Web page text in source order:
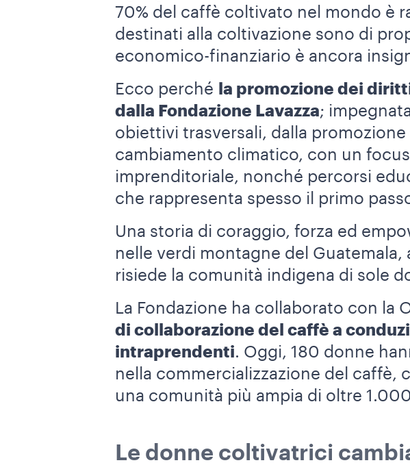
70% del caffè coltivato nel mondo è
destinati alla coltivazione sono di
economico-finanziario è ancora
Ecco perché
la promozione dei
dalla Fondazione Lavazza;
obiettivi trasversali, dalla
cambiamento climatico, con un
imprenditoriale, nonché percorsi
che rappresenta spesso il primo
Una storia di coraggio, forza ed
nelle verdi montagne del Guatemala,
risiede la comunità indigena di sole
La Fondazione ha collaborato con la
di collaborazione del caffè a
intraprendenti. Oggi, 180 donne
nella commercializzazione del caffè,
una comunità più ampia di oltre
Le donne coltivatrici